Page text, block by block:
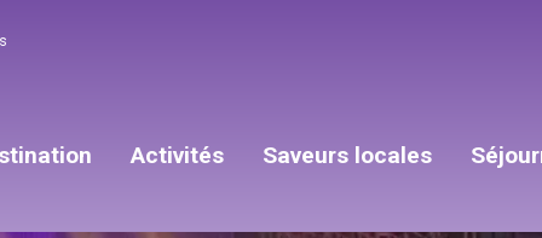
Activités Saveurs locales